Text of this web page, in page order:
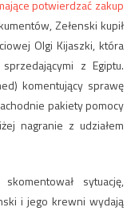
potwierdzać zakup
Zełenski kupił
Olgi Kijaszki, która
z Egiptu.
komentujący sprawę
pakiety pomocy
nagranie z udziałem
sytuację,
i jego krewni wydają